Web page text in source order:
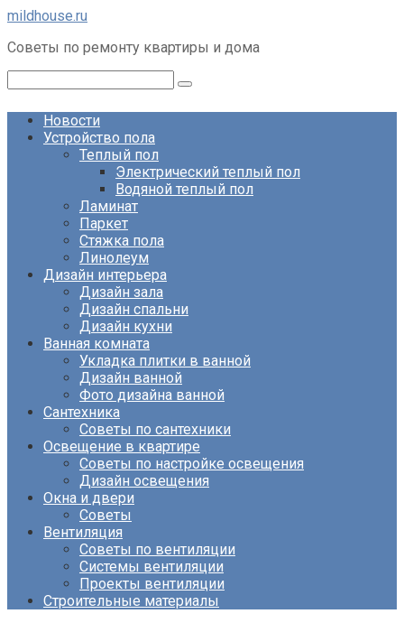
Перейти
контенту
mildhouse.ru
Советы по ремонту квартиры и дома
Новости
Устройство пола
Теплый пол
Электрический теплый пол
Водяной теплый пол
Ламинат
Паркет
Стяжка пола
Линолеум
Дизайн интерьера
Дизайн зала
Дизайн спальни
Дизайн кухни
Ванная комната
Укладка плитки в ванной
Дизайн ванной
Фото дизайна ванной
Сантехника
Советы по сантехники
Освещение в квартире
Советы по настройке освещения
Дизайн освещения
Окна и двери
Советы
Вентиляция
Советы по вентиляции
Системы вентиляции
Проекты вентиляции
Строительные материалы